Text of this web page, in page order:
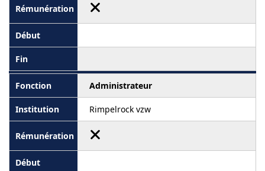
Administrateur
Rimpelrock vzw